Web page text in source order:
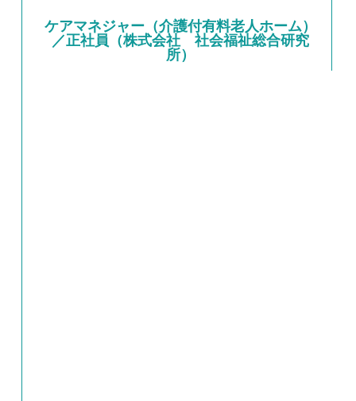
ケアマネジャー（介護付有料老人ホーム）
／正社員（株式会社 社会福祉総合研究
所）